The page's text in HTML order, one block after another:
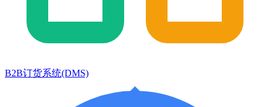
B2B订货系统(DMS)